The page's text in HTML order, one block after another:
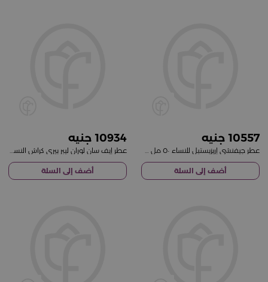
10557
عطر جيفنشي إريزيستبل للنساء ٥٠ مل عطر أو دو بارفان
أضف إلى السلة
10934
عطر إيف سان لوران ليبر بيري كراش النسائي 90 مل
أضف إلى السلة